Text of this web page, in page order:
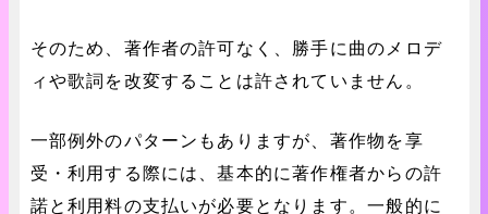
そのため、著作者の許可なく、勝手に曲のメロデ
ィや歌詞を改変することは許されていません。
一部例外のパターンもありますが、著作物を享
受・利用する際には、基本的に著作権者からの許
諾と利用料の支払いが必要となります。一般的に